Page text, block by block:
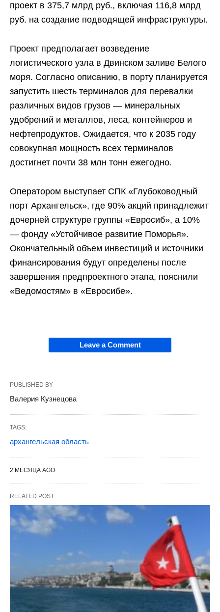
проект в 375,7 млрд руб., включая 116,8 млрд
руб. на создание подводящей инфраструктуры.
Проект предполагает возведение
логистического узла в Двинском заливе Белого
моря. Согласно описанию, в порту планируется
запустить шесть терминалов для перевалки
различных видов грузов — минеральных
удобрений и металлов, леса, контейнеров и
нефтепродуктов. Ожидается, что к 2035 году
совокупная мощность всех терминалов
достигнет почти 38 млн тонн ежегодно.
Оператором выступает СПК «Глубоководный
порт Архангельск», где 90% акций принадлежит
дочерней структуре группы «Евросиб», а 10%
— фонду «Устойчивое развитие Поморья».
Окончательный объем инвестиций и источники
финансирования будут определены после
завершения предпроектного этапа, пояснили
«Ведомостям» в «Евросибе».
Leave a Comment
PUBLISHED BY
Валерия Кузнецова
TAGS:
архангельская область
2 МЕСЯЦА AGO
RELATED POST